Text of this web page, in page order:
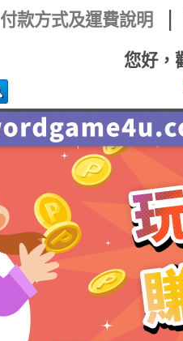
付款方式及運費說明
您好，